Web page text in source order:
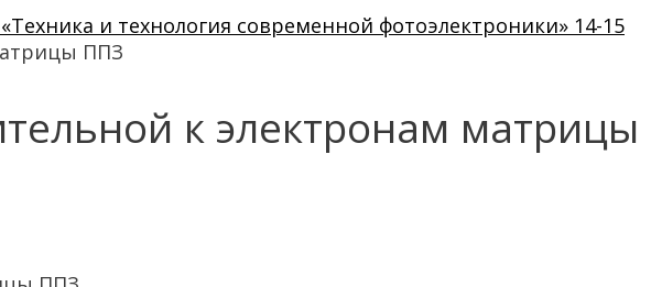
и технология современной фотоэлектроники» 14-15
ППЗ
к электронам матрицы